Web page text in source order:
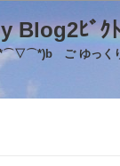
ご ゆっく